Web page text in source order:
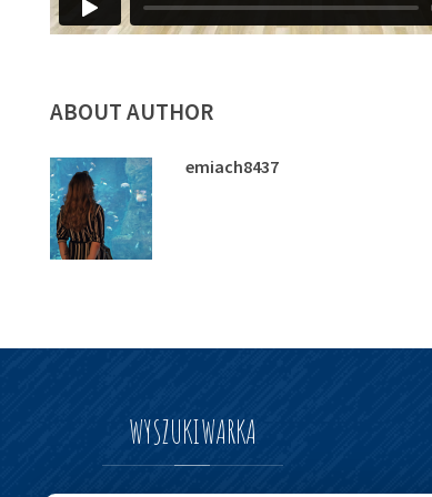
ABOUT AUTHOR
emiach8437
WYSZUKIWARKA